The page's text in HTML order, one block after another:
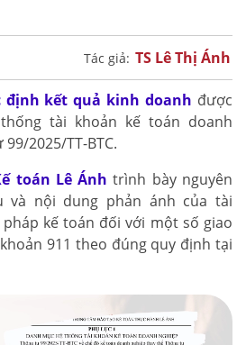
Tác giả: TS Lê Thị Ánh
định kết quả kinh doanh được
tài khoản kế toán doanh
2025/TT-BTC.
toán Lê Ánh trình bày nguyên
và nội dung phản ánh của tài
kế toán đối với một số giao
911 theo đúng quy định tại